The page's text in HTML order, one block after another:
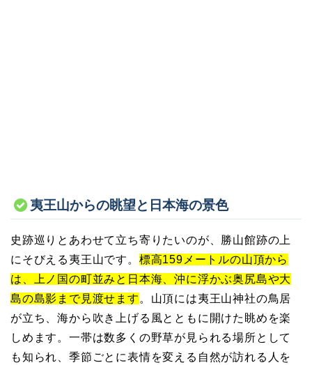
夷王山からの眺望と日本海の景色
史跡巡りとあわせて立ち寄りたいのが、勝山館跡の上
にそびえる夷王山です。 標高159メートルの山頂から
は、上ノ国の町並みと日本海、沖に浮かぶ奥尻島や大
島の島影まで見渡せます 。山頂には夷王山神社の鳥居
が立ち、海から吹き上げる風とともに開けた眺めを楽
しめます。一帯は数多くの野草が見られる場所として
も知られ、季節ごとに表情を変える自然が訪れる人を